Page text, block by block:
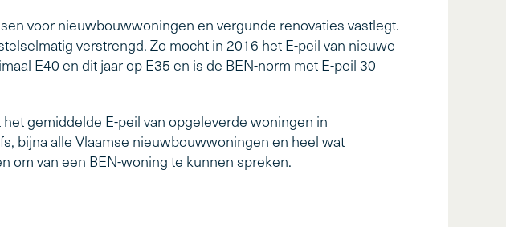
voor nieuwbouwwoningen en vergunde renovaties vastlegt.
verstrengd. Zo mocht in 2016 het E-peil van nieuwe
E40 en dit jaar op E35 en is de BEN-norm met E-peil 30
gemiddelde E-peil van opgeleverde woningen in
bijna alle Vlaamse nieuwbouwwoningen en heel wat
om van een BEN-woning te kunnen spreken.